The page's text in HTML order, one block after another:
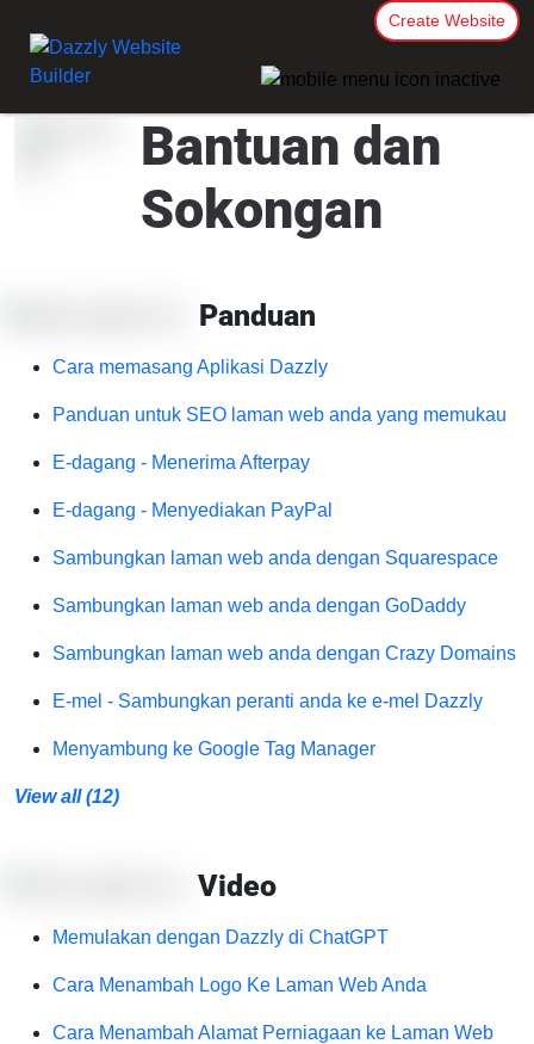
Create Website
Bantuan dan
Sokongan
Panduan
Cara memasang Aplikasi Dazzly
Panduan untuk SEO laman web anda yang memukau
E-dagang - Menerima Afterpay
E-dagang - Menyediakan PayPal
Sambungkan laman web anda dengan Squarespace
Sambungkan laman web anda dengan GoDaddy
Sambungkan laman web anda dengan Crazy Domains
E-mel - Sambungkan peranti anda ke e-mel Dazzly
Menyambung ke Google Tag Manager
View all (12)
Video
Memulakan dengan Dazzly di ChatGPT
Cara Menambah Logo Ke Laman Web Anda
Cara Menambah Alamat Perniagaan ke Laman Web